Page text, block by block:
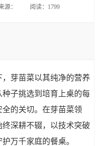
源： 阅读：1799
芽苗菜以其纯净的营养
子挑选到培育上桌的每
的关切。在芽苗菜领
深耕不辍，以技术突破
万千家庭的餐桌。